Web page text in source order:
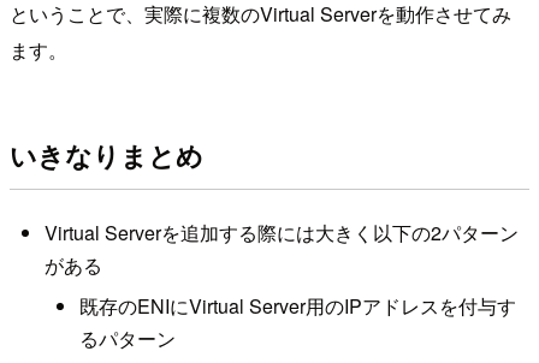
ということで、実際に複数のVirtual Serverを動作させてみ
ます。
いきなりまとめ
Virtual Serverを追加する際には大きく以下の2パターン
がある
既存のENIにVirtual Server用のIPアドレスを付与す
るパターン